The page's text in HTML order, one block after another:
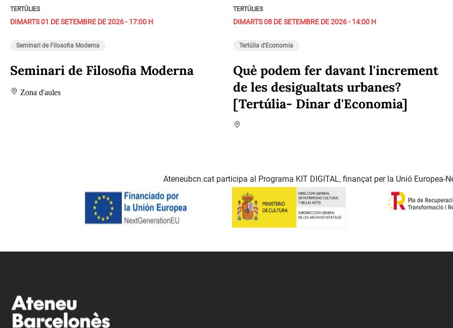
TERTÚLIES
DIMARTS 01 DE SETEMBRE DE 2026 - 17:00 H
Seminari de Filosofia Moderna
Seminari de Filosofia Moderna
Zona d'aules
TERTÚLIES
DIMARTS 08 DE SETEMBRE DE 2026 - 14:00 H
Tertúlia d'Economia
Què podem fer davant l'increment
de les desigualtats urbanes?
[Tertúlia- Dinar d'Economia]
Ateneubcn.cat participa al Programa KIT DIGITAL, finançat per la Unió Europea-